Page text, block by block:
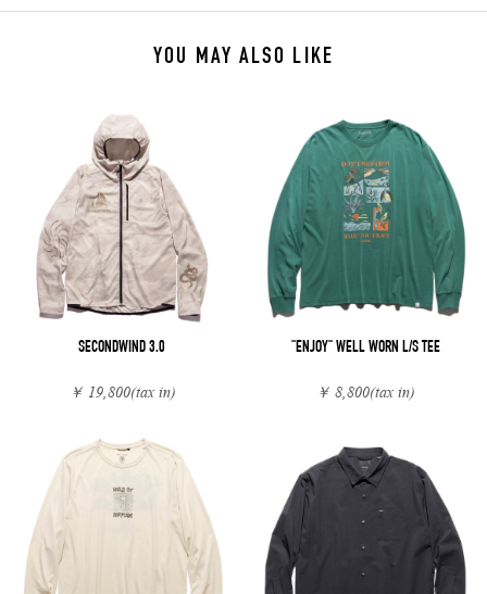
YOU MAY ALSO LIKE
SECONDWIND 3.0
￥ 19,800(tax in)
"ENJOY" WELL WORN L/S TEE
￥ 8,800(tax in)